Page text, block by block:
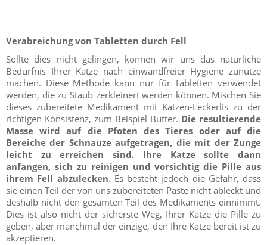
Verabreichung von Tabletten durch Fell
Sollte dies nicht gelingen, können wir uns das natürliche
Bedürfnis Ihrer Katze nach einwandfreier Hygiene zunutze
machen. Diese Methode kann nur für Tabletten verwendet
werden, die zu Staub zerkleinert werden können. Mischen Sie
dieses zubereitete Medikament mit Katzen-Leckerlis zu der
richtigen Konsistenz, zum Beispiel Butter. Die resultierende
Masse wird auf die Pfoten des Tieres oder auf die
Bereiche der Schnauze aufgetragen, die mit der Zunge
leicht zu erreichen sind. Ihre Katze sollte dann
anfangen, sich zu reinigen und vorsichtig die Pille aus
ihrem Fell abzulecken. Es besteht jedoch die Gefahr, dass
sie einen Teil der von uns zubereiteten Paste nicht ableckt und
deshalb nicht den gesamten Teil des Medikaments einnimmt.
Dies ist also nicht der sicherste Weg, Ihrer Katze die Pille zu
geben, aber manchmal der einzige, den Ihre Katze bereit ist zu
akzeptieren.